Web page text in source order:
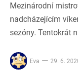
Mezinárodní
nadcházejícím
sezóny. Tentokrát
Eva 29. 6.